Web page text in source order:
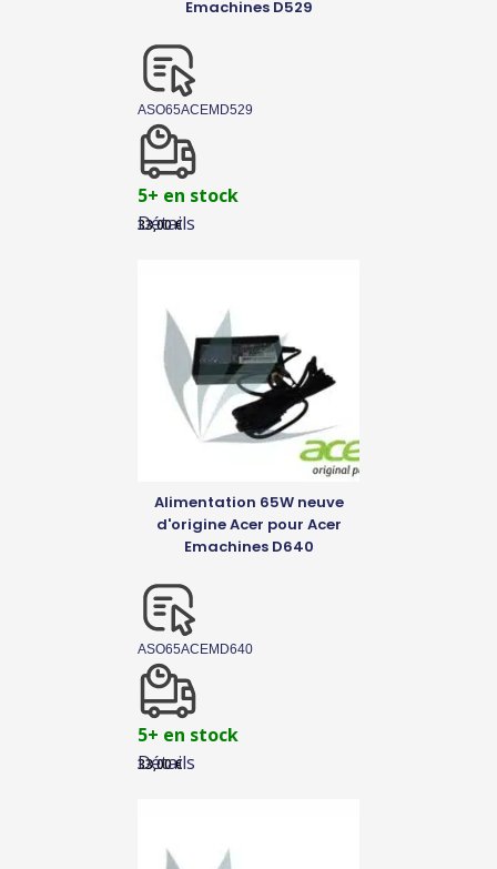
Détails
Emachines D529
ASO65ACEMD529
5+ en stock
33,00€
Détails
Alimentation 65W neuve
d'origine Acer pour Acer
Emachines D640
ASO65ACEMD640
5+ en stock
33,00€